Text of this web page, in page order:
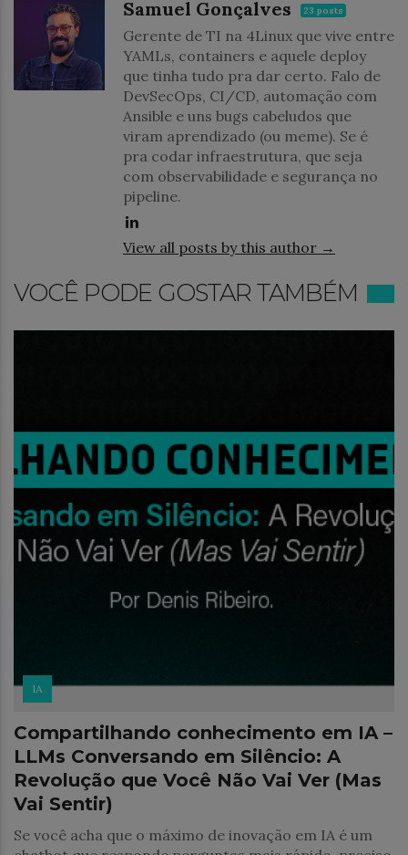
Samuel Gonçalves 23 posts
Gerente de TI na 4Linux que vive entre
YAMLs, containers e aquele deploy
que tinha tudo pra dar certo. Falo de
DevSecOps, CI/CD, automação com
Ansible e uns bugs cabeludos que
viram aprendizado (ou meme). Se é
pra codar infraestrutura, que seja
com observabilidade e segurança no
pipeline.
View all posts by this author →
VOCÊ PODE GOSTAR TAMBÉM
IA
Compartilhando conhecimento em IA –
LLMs Conversando em Silêncio: A
Revolução que Você Não Vai Ver (Mas
Vai Sentir)
Se você acha que o máximo de inovação em IA é um